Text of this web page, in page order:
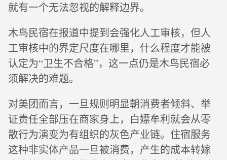
就有一个无法忽视的解释边界。
木鸟民宿在报道中提到会强化人工审核，但人
工审核中的界定尺度在哪里，什么程度才能被
认定为“卫生不合格”，这一点仍是木鸟民宿必
须解决的难题。
对美团而言，一旦规则明显朝消费者倾斜、举
证责任全部压在商家身上，白嫖牟利就会从零
散行为演变为有组织的灰色产业链。住宿服务
这种非实体产品一旦被消费，产生的成本转嫁